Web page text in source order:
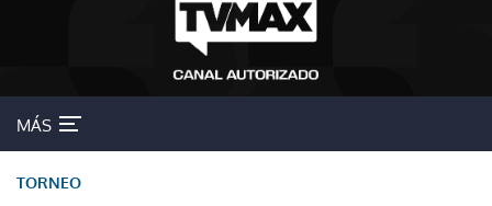
MÁS
TORNEO